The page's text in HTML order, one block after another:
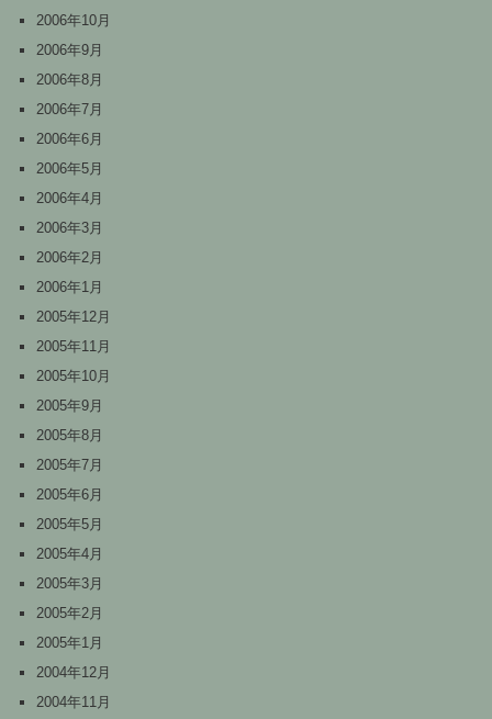
2006年10月
2006年9月
2006年8月
2006年7月
2006年6月
2006年5月
2006年4月
2006年3月
2006年2月
2006年1月
2005年12月
2005年11月
2005年10月
2005年9月
2005年8月
2005年7月
2005年6月
2005年5月
2005年4月
2005年3月
2005年2月
2005年1月
2004年12月
2004年11月